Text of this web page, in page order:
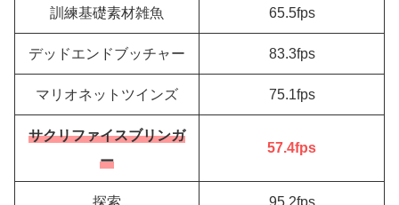
訓練基礎素材雑魚 65.5fps
デッドエンドブッチャー 83.3fps
マリオネットツインズ 75.1fps
サクリファイスブリンガ
ー
57.4fps
探索 95.2fps